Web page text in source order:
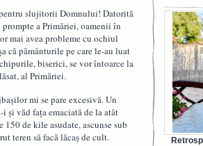
slujitorii Domnului! Datorită
a Primăriei, oamenii în
mai avea probleme cu ochiul
că pământurile pe care le-au luat
biserici, se vor întoarce la
al Primăriei.
mi se pare excesivă. Un
i şi văd faţa emaciată de la atât
150 de kile asudate, ascunse sub
teren să facă lăcaş de cult.